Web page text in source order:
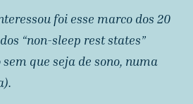
foi esse marco dos 20
“non-sleep rest states”
que seja de sono, numa